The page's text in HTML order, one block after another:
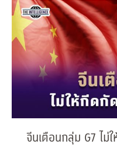
จีนเตือนกลุ่ม G7 ไม่